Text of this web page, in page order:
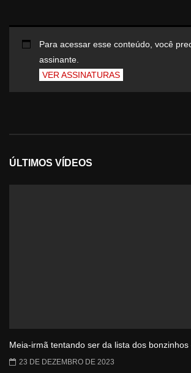
Para acessar esse conteúdo, você
assinante.
VER ASSINATURAS
ÚLTIMOS VÍDEOS
Meia-irmã tentando ser da lista dos bonzinhos
23 DE DEZEMBRO DE 2023